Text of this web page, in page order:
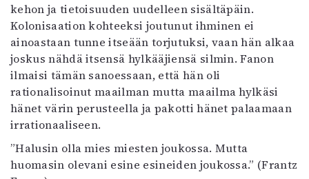
kehon ja tietoisuuden uudelleen sisältäpäin.
Kolonisaation kohteeksi joutunut ihminen ei
ainoastaan tunne itseään torjutuksi, vaan hän alkaa
joskus nähdä itsensä hylkääjiensä silmin. Fanon
ilmaisi tämän sanoessaan, että hän oli
rationalisoinut maailman mutta maailma hylkäsi
hänet värin perusteella ja pakotti hänet palaamaan
irrationaaliseen.
”Halusin olla mies miesten joukossa. Mutta
huomasin olevani esine esineiden joukossa.” (Frantz